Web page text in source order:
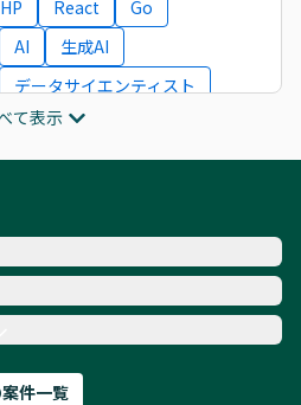
React
Go
AI
生成AI
データサイエンティスト
ITコンサルタント
ア
ザイナー
COBOL
Ruby
AWS
て表示
件一覧